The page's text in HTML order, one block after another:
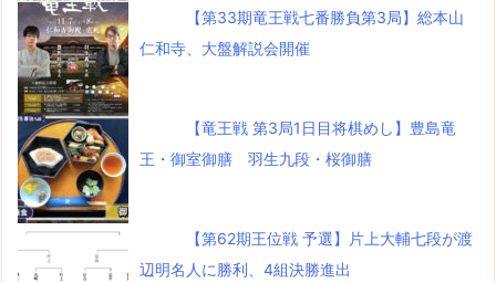
【第33期竜王戦七番勝負第3局】総本山
仁和寺、大盤解説会開催
【竜王戦 第3局1日目将棋めし】豊島竜
王・御室御膳 羽生九段・桜御膳
【第62期王位戦 予選】片上大輔七段が渡
辺明名人に勝利、4組決勝進出